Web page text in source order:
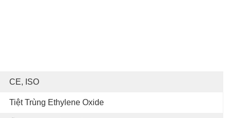
CE, ISO
Tiệt Trùng Ethylene Oxide